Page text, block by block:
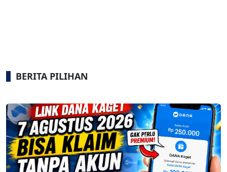
BERITA PILIHAN